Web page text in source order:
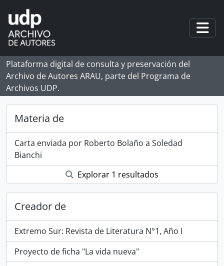
Skip to main content
Plataforma digital de consulta y preservación del
Archivo de Autores ARAU, parte del Programa de
Archivos UDP.
Materia de
Carta enviada por Roberto Bolaño a Soledad
Bianchi
Explorar 1 resultados
Creador de
Extremo Sur: Revista de Literatura N°1, Año I
Proyecto de ficha "La vida nueva"